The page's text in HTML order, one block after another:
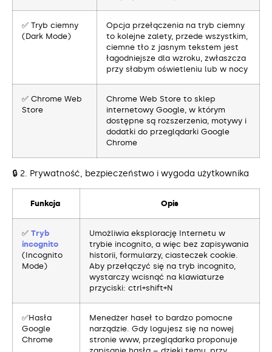
✅ Tryb ciemny
(Dark Mode)
Opcja przełączenia na tryb ciemny
to kolejne zalety, przede wszystkim,
ciemne tło z jasnym tekstem jest
łagodniejsze dla wzroku, zwłaszcza
przy słabym oświetleniu lub w nocy
✅ Chrome Web
Store
Chrome Web Store to sklep
internetowy Google, w którym
dostępne są rozszerzenia, motywy i
dodatki do przeglądarki Google
Chrome
🔒 2. Prywatność, bezpieczeństwo i wygoda użytkownika
Funkcja Opis
✅ Tryb
incognito
(Incognito
Mode)
Umożliwia eksplorację Internetu w
trybie incognito, a więc bez zapisywania
historii, formularzy, ciasteczek cookie.
Aby przełączyć się na tryb incognito,
wystarczy wcisnąć na klawiaturze
przyciski: ctrl+shift+N
✅Hasła
Google
Chrome
Menedżer haseł to bardzo pomocne
narządzie. Gdy logujesz się na nowej
stronie www, przeglądarka proponuje